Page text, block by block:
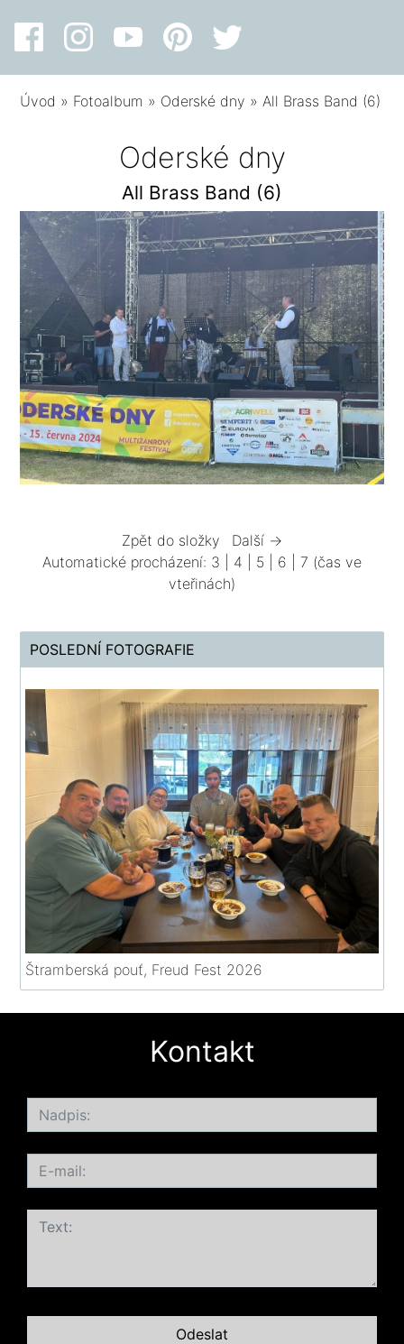
Úvod » Fotoalbum » Oderské dny »All Brass Band (6)
Oderské dny
All Brass Band (6)
Zpět do složky
Další →
Automatické procházení: 3 4 5 6 7 (čas ve
vteřinách)
POSLEDNÍ FOTOGRAFIE
Štramberská pouť, Freud Fest 2026
Kontakt